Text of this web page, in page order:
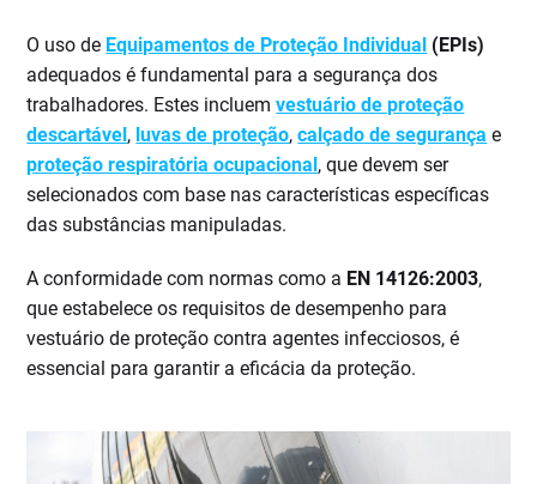
O uso de Equipamentos de Proteção Individual (EPIs)
adequados é fundamental para a segurança dos
trabalhadores. Estes incluemvestuário de proteção
descartável, luvas de proteção,calçado de segurança e
proteção respiratória ocupacional, que devem ser
selecionados com base nas características específicas
das substâncias manipuladas.
A conformidade com normas como a EN 14126:2003,
que estabelece os requisitos de desempenho para
vestuário de proteção contra agentes infecciosos, é
essencial para garantir a eficácia da proteção.